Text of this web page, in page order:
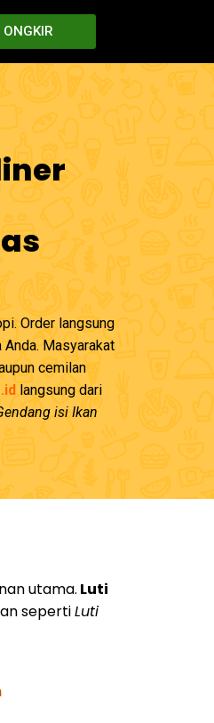
Order langsung
Masyarakat
cemilan
langsung dari
isi Ikan
utama. Luti
sepertiLuti